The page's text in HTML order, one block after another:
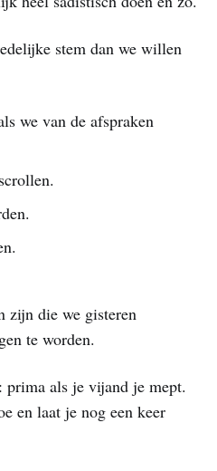
stem dan we willen
we van de afspraken
zijn die we gisteren
te worden.
prima als je vijand je mept.
en laat je nog een keer